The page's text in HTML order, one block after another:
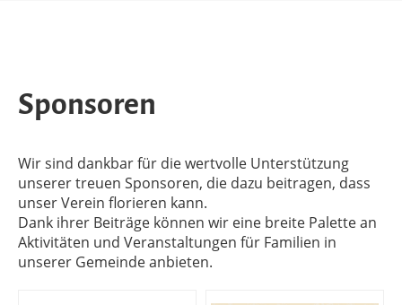
Sponsoren
Wir sind dankbar für die wertvolle Unterstützung
unserer treuen Sponsoren, die dazu beitragen, dass
unser Verein florieren kann.
Dank ihrer Beiträge können wir eine breite Palette an
Aktivitäten und Veranstaltungen für Familien in
unserer Gemeinde anbieten.